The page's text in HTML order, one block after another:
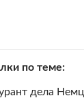
по теме
дела